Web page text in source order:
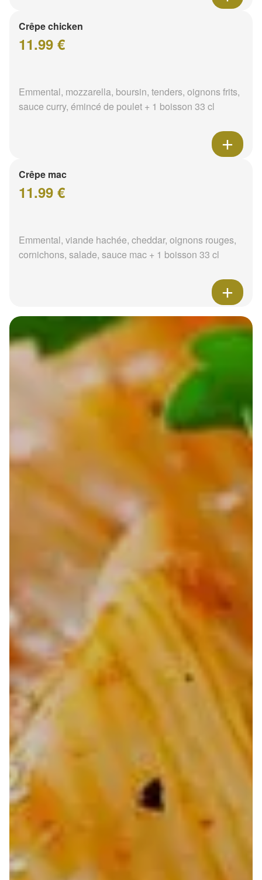
Crêpe chicken
11.99 €
Emmental, mozzarella, boursin, tenders, oignons frits,
sauce curry, émincé de poulet + 1 boisson 33 cl
Crêpe mac
11.99 €
Emmental, viande hachée, cheddar, oignons rouges,
cornichons, salade, sauce mac + 1 boisson 33 cl